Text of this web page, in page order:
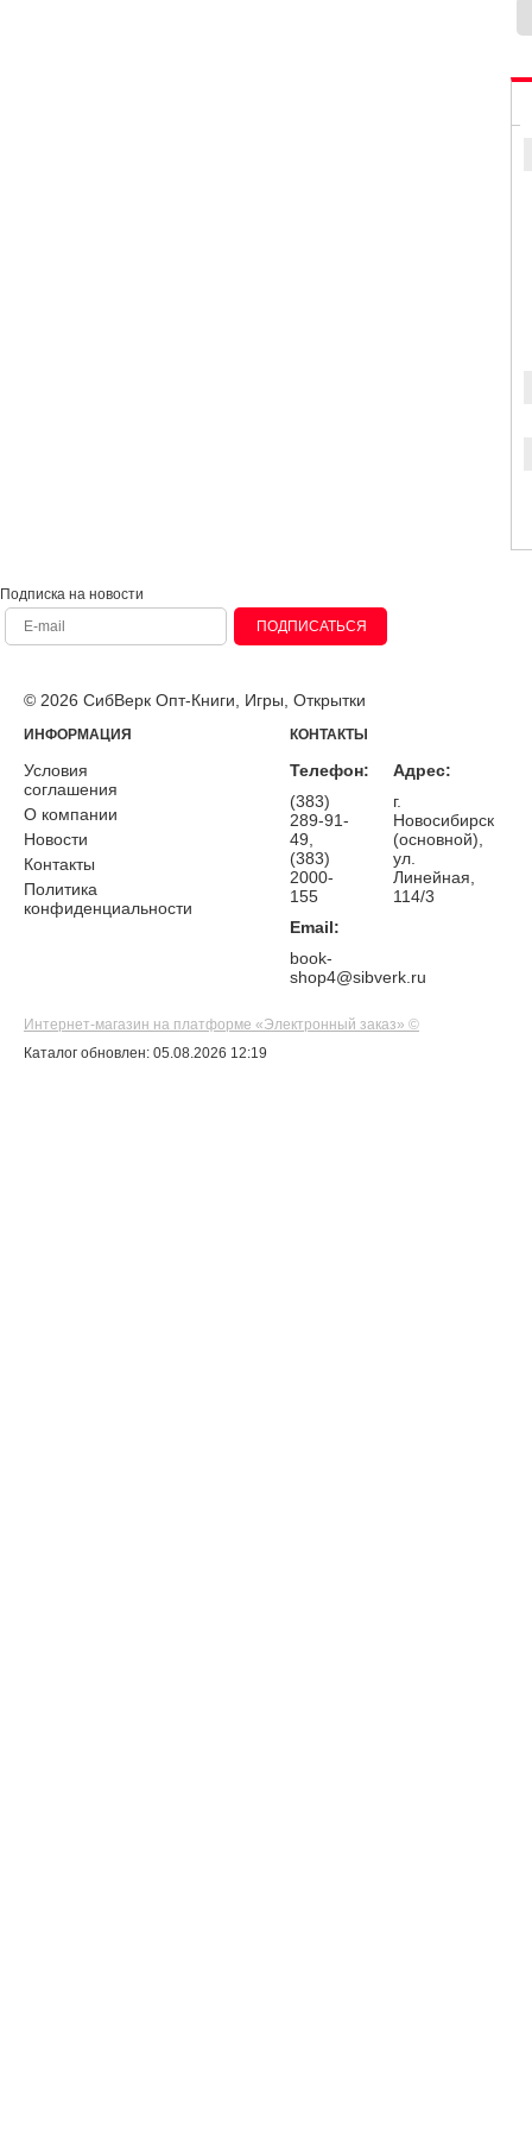
Подписка на новости
ПОДПИСАТЬСЯ
© 2026 СибВерк Опт-Книги, Игры, Открытки
ИНФОРМАЦИЯ
Условия
соглашения
О компании
Новости
Контакты
Политика
конфиденциальности
КОНТАКТЫ
Телефон:
(383)
289-91-
49,
(383)
2000-
155
Email:
book-
shop4@sibverk.ru
Адрес:
г.
Новосибирск
(основной),
ул.
Линейная,
114/3
Интернет-магазин на платформе «Электронный заказ» ©
Каталог обновлен: 05.08.2026 12:19